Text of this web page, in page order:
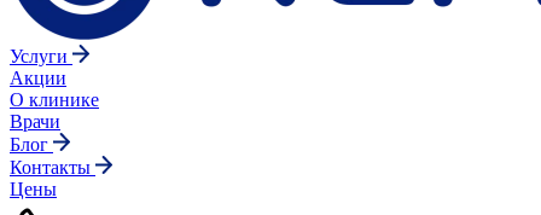
Услуги
Акции
О клинике
Врачи
Блог
Контакты
Цены